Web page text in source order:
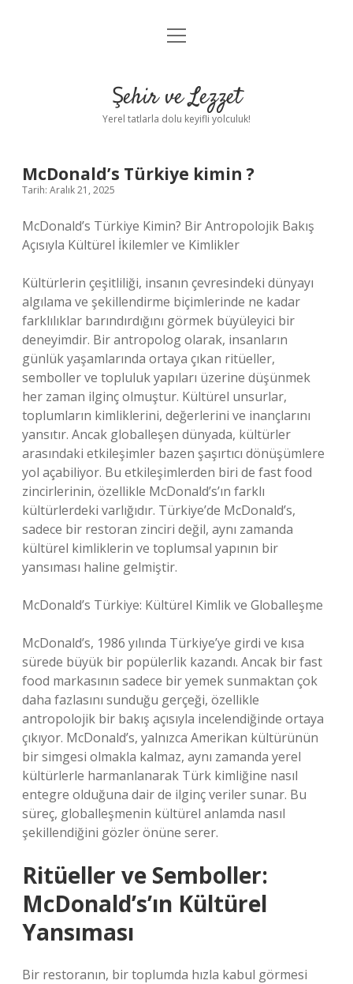
Anasayfa
Yasal Uyarı
menüyü
Şehir ve Lezzet
Yerel tatlarla dolu keyifli yolculuk!
McDonald’s Türkiye kimin ?
Tarih: Aralık 21, 2025
McDonald’s Türkiye Kimin? Bir Antropolojik Bakış
Açısıyla Kültürel İkilemler ve Kimlikler
Kültürlerin çeşitliliği, insanın çevresindeki dünyayı
algılama ve şekillendirme biçimlerinde ne kadar
farklılıklar barındırdığını görmek büyüleyici bir
deneyimdir. Bir antropolog olarak, insanların
günlük yaşamlarında ortaya çıkan ritüeller,
semboller ve topluluk yapıları üzerine düşünmek
her zaman ilginç olmuştur. Kültürel unsurlar,
toplumların kimliklerini, değerlerini ve inançlarını
yansıtır. Ancak globalleşen dünyada, kültürler
arasındaki etkileşimler bazen şaşırtıcı dönüşümlere
yol açabiliyor. Bu etkileşimlerden biri de fast food
zincirlerinin, özellikle McDonald’s’ın farklı
kültürlerdeki varlığıdır. Türkiye’de McDonald’s,
sadece bir restoran zinciri değil, aynı zamanda
kültürel kimliklerin ve toplumsal yapının bir
yansıması haline gelmiştir.
McDonald’s Türkiye: Kültürel Kimlik ve Globalleşme
McDonald’s, 1986 yılında Türkiye’ye girdi ve kısa
sürede büyük bir popülerlik kazandı. Ancak bir fast
food markasının sadece bir yemek sunmaktan çok
daha fazlasını sunduğu gerçeği, özellikle
antropolojik bir bakış açısıyla incelendiğinde ortaya
çıkıyor. McDonald’s, yalnızca Amerikan kültürünün
bir simgesi olmakla kalmaz, aynı zamanda yerel
kültürlerle harmanlanarak Türk kimliğine nasıl
entegre olduğuna dair de ilginç veriler sunar. Bu
süreç, globalleşmenin kültürel anlamda nasıl
şekillendiğini gözler önüne serer.
Ritüeller ve Semboller:
McDonald’s’ın Kültürel
Yansıması
Bir restoranın, bir toplumda hızla kabul görmesi